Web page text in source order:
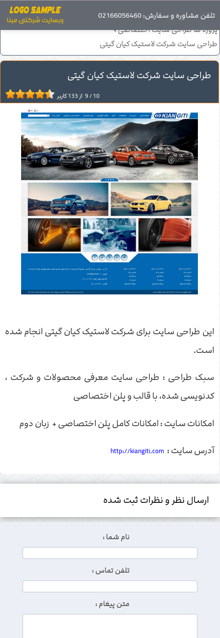
صفحه اصلی
پروژه های طراحی سایت
پروژه ها طراحی سایت اختصاصی
طراحی سایت شرکت لاستیک کیان گیتی
طراحی سایت شرکت لاستیک کیان گیتی
9/10 از 133کاربر
این طراحی سایت برای شرکت لاستیک کیان گیتی انجام شده
است.
سبک طراحی : طراحی سایت معرفی محصولات و شرکت ،
کدنویسی شده، با قالب و پلن اختصاصی
امکانات سایت : امکانات کامل پلن اختصاصی + زبان دوم
آدرس سایت : http://kiangiti.com
ارسال نظر و نظرات ثبت شده
نام شما :
تلفن تماس :
متن پیغام :
تلفن مشاوره و سفارش: 02166056460